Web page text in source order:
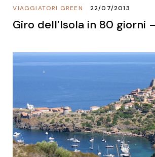
VIAGGIATORI GREEN 22/07/2013
Giro dell’Isola in 80 giorni